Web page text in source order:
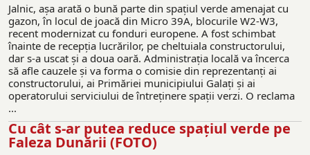
Jalnic, aşa arată o bună parte din spaţiul verde amenajat cu
gazon, în locul de joacă din Micro 39A, blocurile W2-W3,
recent modernizat cu fonduri europene. A fost schimbat
înainte de recepţia lucrărilor, pe cheltuiala constructorului,
dar s-a uscat şi a doua oară. Administraţia locală va încerca
să afle cauzele și va forma o comisie din reprezentanți ai
constructorului, ai Primăriei municipiului Galaţi şi ai
operatorului serviciului de întreținere spații verzi. O reclama
...
Cu cât s-ar putea reduce spaţiul verde pe
Faleza Dunării (FOTO)